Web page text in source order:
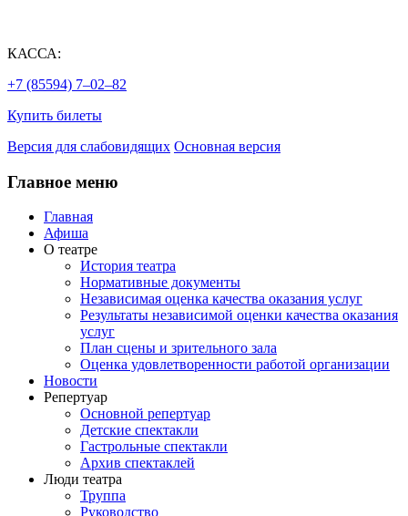
КАССА:
+7 (85594) 7‒02‒82
Купить билеты
Версия для слабовидящих Основная версия
Главное меню
Главная
Афиша
О театре
История театра
Нормативные документы
Независимая оценка качества оказания услуг
Результаты независимой оценки качества оказания
услуг
План сцены и зрительного зала
Оценка удовлетворенности работой организации
Новости
Репертуар
Основной репертуар
Детские спектакли
Гастрольные спектакли
Архив спектаклей
Люди театра
Труппа
Руководство